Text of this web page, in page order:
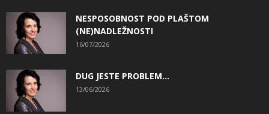
NESPOSOBNOST POD PLAŠTOM
(NE)NADLEŽNOSTI
16/07/2026
DUG JESTE PROBLEM…
13/06/2026